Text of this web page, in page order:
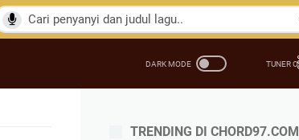
TRENDING DI CHORD97.COM